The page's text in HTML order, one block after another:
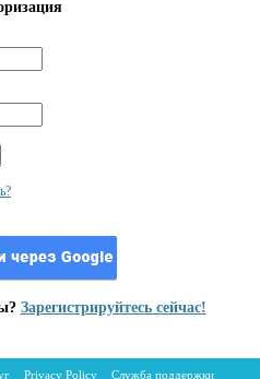
Зарегистрируйтесь сейчас!
Privacy Policy Служба поддержки